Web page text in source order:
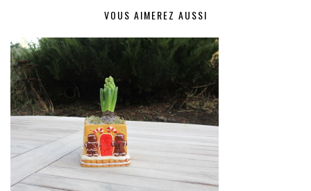
VOUS AIMEREZ AUSSI